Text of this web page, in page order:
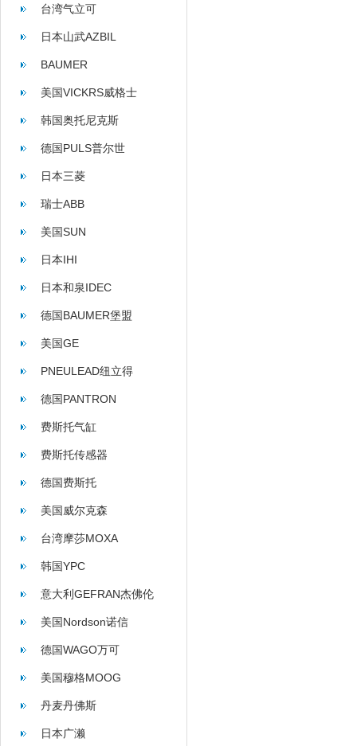
台湾气立可
日本山武AZBIL
BAUMER
美国VICKRS威格士
韩国奥托尼克斯
AUTONICS
德国PULS普尔世
日本三菱
瑞士ABB
美国SUN
日本IHI
日本和泉IDEC
德国BAUMER堡盟
美国GE
PNEULEAD纽立得
德国PANTRON
费斯托气缸
费斯托传感器
德国费斯托
美国威尔克森
WILKERSON
台湾摩莎MOXA
韩国YPC
意大利GEFRAN杰佛伦
美国Nordson诺信
德国WAGO万可
美国穆格MOOG
丹麦丹佛斯
日本广濑